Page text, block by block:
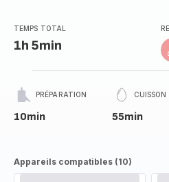
TEMPS TOTAL
1h 5min
PRÉPARATION
10min
CUISSON
55min
Appareils compatibles (10)